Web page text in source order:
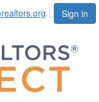
Sign in